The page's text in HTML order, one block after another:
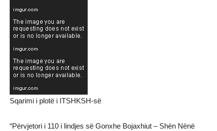
Sqarimi i plotë i ITSHKSH-së
“Përvjetori i 110 i lindjes së Gonxhe Bojaxhiut – Shën Nënë